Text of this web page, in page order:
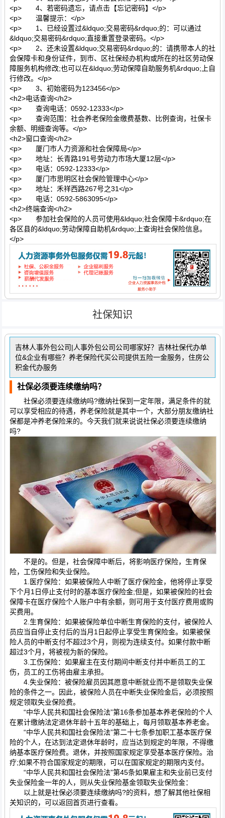
<p> 4、若密码遗忘，请点击【忘记密码】</p>
<p> 温馨提示：</p>
<p> 1、已经设置过&ldquo;交易密码&rdquo;的：可以通过
&ldquo;交易密码&rdquo;直接重置登录密码。</p>
<p> 2、还未设置&ldquo;交易密码&rdquo;的：请携带本人的社
会保障卡和身份证件，到市、区社保经办机构或所在的社区劳动保
障服务机构修改;也可以在&ldquo;劳动保障自助服务机&rdquo;上自
行修改。</p>
<p> 3、初始密码为123456</p>
<h2>电话查询</h2>
<p> 查询电话：0592-12333</p>
<p> 查询范围：社会养老保险金缴费基数、比例查询，社保卡
余额、明细查询等。</p>
<h2>窗口查询</h2>
<p> 厦门市人力资源和社会保障局</p>
<p> 地址：长青路191号劳动力市场大厦12层</p>
<p> 电话：0592-12333</p>
<p> 厦门市思明区社会保险管理中心</p>
<p> 地址：禾祥西路267号之31</p>
<p> 电话：0592-5863095</p>
<h2>终端查询</h2>
<p> 参加社会保险的人员可使用&ldquo;社会保障卡&rdquo;在
各区县的&ldquo;劳动保障自助机&rdquo;上查询社会保险信息。
</p>
社保知识
吉林人事外包公司|人事外包公司公司哪家好？吉林社保代办单
位&企业有哪些？养老保险代买公司提供五险一金服务，住房公
积金代办服务
社保必须要连续缴纳吗？
社保必须要连续缴纳吗?缴纳社保到一定年限，满足条件的就
可以享受相应的待遇，养老保险就是其中一个，大部分朋友缴纳社
保都是冲养老保险来的。今天我们就来说说社保必须要连续缴纳
吗?
不是的。但是，社会保障中断后，将影响医疗保险，生育保
险，工伤保险和失业保险。
1.医疗保险：如果被保险人中断了医疗保险金，他将停止享受
下个月1日停止支付时的基本医疗保险金;但是，如果被保险的社会
保障卡在医疗保险个人账户中有余额，则可用于支付医疗费用或购
买费用。
2.生育保险：如果被保险单位中断生育保险的支付，被保险人
员应当自停止支付后的当月1日起停止享受生育保险金。如果被保
险人员的中断支付不超过3个月，则视为连续支付。如果付款中断
超过3个月，将被视为新的保险。
3.工伤保险：如果雇主在支付期间中断支付并中断员工的工
伤，员工的工伤将由雇主承担。
4.失业保险：被保险雇员因其愿意中断就业而不是领取失业保
险的条件之一。因此，被保险人员在中断失业保险金后，必须按照
规定领取失业保险费。
“中华人民共和国社会保险法”第16条参加基本养老保险的个人
在累计缴纳法定退休年龄十五年的基础上，每月领取基本养老金。
“中华人民共和国社会保险法”第二十七条参加职工基本医疗保
险的个人，在达到法定退休年龄时，应当达到规定的年限，不得缴
纳基本医疗保险费。退休，并按照国家规定享受基本医疗保险。治
疗;如果不符合国家规定的期限，可以在国家规定的期限内支付。
“中华人民共和国社会保险法”第45条如果雇主和失业前已支付
失业保险金一年的人，则从失业保险基金领取失业保险金：
以上就是社保必须要连续缴纳吗?的资料，想了解其他社保相
关知识的，可以返回首页进行查看。